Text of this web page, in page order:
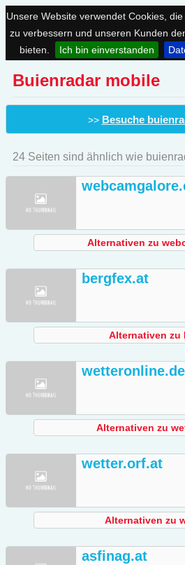
Unsere Website verwendet Cookies,
zu verbessern und unseren Kunden
bieten.
Ich bin einverstanden
Buienradar mobile
>> Besuche
24 Seiten sind ähnlich wie
Alternativen zu
bergfex.at
Alternativen zu
wetteronline.de
Alternativen zu
wetter.orf.at
Alternativen zu
asfinag.at